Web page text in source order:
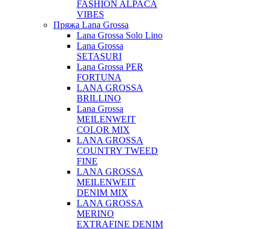
FASHION ALPACA
VIBES
Пряжа Lana Grossa
Lana Grossa Solo Lino
Lana Grossa
SETASURI
Lana Grossa PER
FORTUNA
LANA GROSSA
BRILLINO
Lana Grossa
MEILENWEIT
COLOR MIX
LANA GROSSA
COUNTRY TWEED
FINE
LANA GROSSA
MEILENWEIT
DENIM MIX
LANA GROSSA
MERINO
EXTRAFINE DENIM